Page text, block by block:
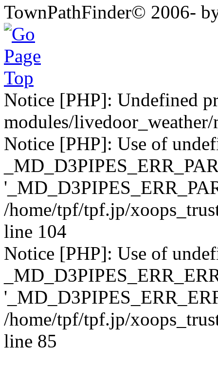
TownPathFinder© 2006-
Notice [PHP]: Undefined
modules/
Notice [PHP]: Use of
/home/tpf/tpf.jp/
line 104
Notice [PHP]: Use of
/home/tpf/tpf.jp/
line 85